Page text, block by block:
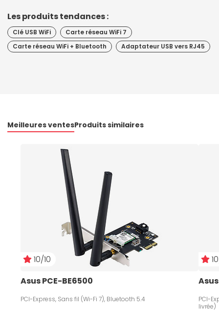
Les produits tendances :
Clé USB WiFi
Carte réseau WiFi 7
Carte réseau WiFi + Bluetooth
Adaptateur USB vers RJ45
Meilleures ventesProduits similaires
10/10
Asus PCE-BE6500
PCI-Express, Sans fil (Wi-Fi 7), Bluetooth 5.4
PCI-
livrée)